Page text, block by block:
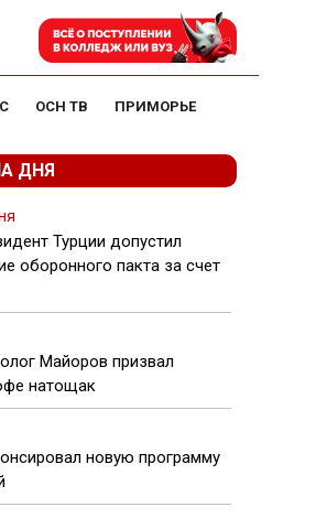
ОСН ТВ ПРИМОРЬЕ
ДНЯ
Турции допустил
оборонного пакта за счет
Майоров призвал
натощак
новую программу